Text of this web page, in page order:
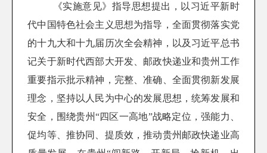
《实施意见》指导思想提出，以习近平新时
代中国特色社会主义思想为指导，全面贯彻落实党
的十九大和十九届历次全会精神，以及习近平总书
记关于新时代西部大开发、邮政快递业和贵州工作
重要指示批示精神，完整、准确、全面贯彻新发展
理念，坚持以人民为中心的发展思想，统筹发展和
安全，围绕贵州“四区一高地”战略定位，强能力、
促均等、推协同、提质效，推动贵州邮政快递业高